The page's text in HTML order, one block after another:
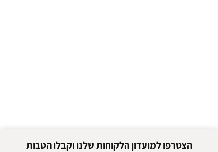
הצטרפו למועדון הלקוחות שלנו וקבלו הטבות